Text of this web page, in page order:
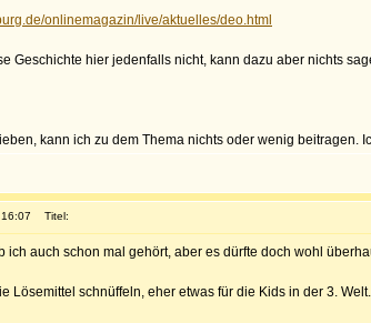
onlinemagazin/live/aktuelles/deo.html
Geschichte hier jedenfalls nicht, kann dazu aber nichts
kann ich zu dem Thema nichts oder wenig beitragen.
Titel:
ich auch schon mal gehört, aber es dürfte doch wohl
Lösemittel schnüffeln, eher etwas für die Kids in der 3. Welt.